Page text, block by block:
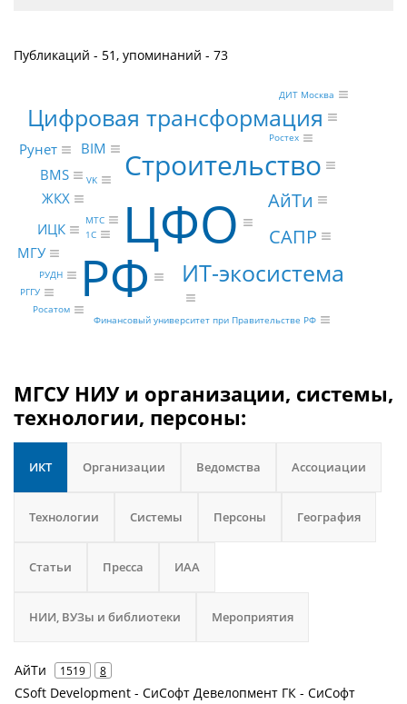
Публикаций - 51, упоминаний - 73
ЦФО
РФ
Строительство
ИТ-экосистема
Цифровая трансформация
САПР
АйТи
BIM
BMS
ЖКХ
ИЦК
Рунет
МГУ
МТС
Росатом
VK
РУДН
Финансовый университет при Правительстве РФ
РГГУ
Ростех
1С
ДИТ Москва
МГСУ НИУ и организации, системы,
технологии, персоны:
ИКТ Организации Ведомства Ассоциации
Технологии Системы Персоны География
Статьи Пресса ИАА
НИИ, ВУЗы и библиотеки Мероприятия
АйТи 1519 8
CSoft Development - СиСофт Девелопмент ГК - СиСофт